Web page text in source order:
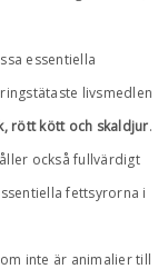
essentiella
livsmedlen
rött kött och skaldjur.
också fullvärdigt
fettsyrorna i
inte är animalier till